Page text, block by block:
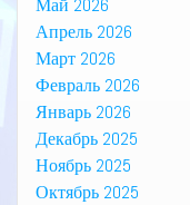
Май 2026
Апрель 2026
Март 2026
Февраль 2026
Январь 2026
Декабрь 2025
Ноябрь 2025
Октябрь 2025